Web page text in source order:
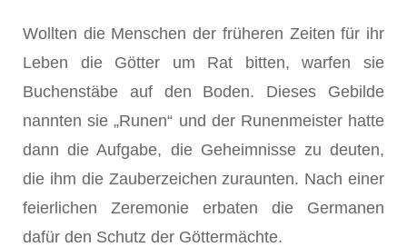
Wollten die Menschen der früheren Zeiten für ihr
Leben die Götter um Rat bitten, warfen sie
Buchenstäbe auf den Boden. Dieses Gebilde
nannten sie „Runen“ und der Runenmeister hatte
dann die Aufgabe, die Geheimnisse zu deuten,
die ihm die Zauberzeichen zuraunten. Nach einer
feierlichen Zeremonie erbaten die Germanen
dafür den Schutz der Göttermächte.